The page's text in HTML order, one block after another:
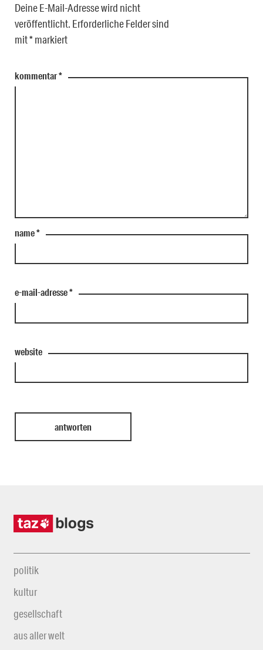
Deine E-Mail-Adresse wird nicht
veröffentlicht. Erforderliche Felder sind
mit*markiert
kommentar*
name*
e-mail-adresse*
website
politik
kultur
gesellschaft
aus aller welt